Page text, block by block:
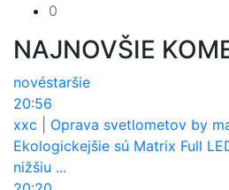
0
NAJNOVŠIE
novéstaršie
20:56
xxc
Oprava svetlometov by mala byť normou.
Ekologickejšie sú Matrix Full
nižšiu ...